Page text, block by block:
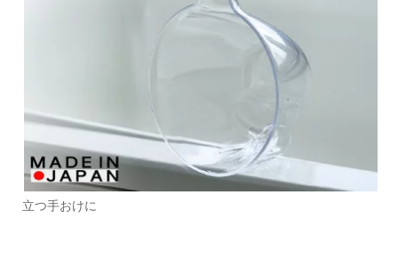
立つ手おけに